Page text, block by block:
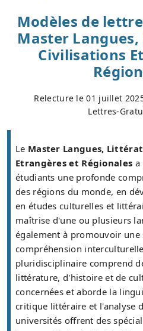
Modèles de
Master
Civilisations
Relecture le01 juillet
Lettres-
Le Master Langues,
Etrangères et Régionales a
étudiants une profonde
des régions du monde, en
en études culturelles et
maîtrise d'une ou plusieurs
également à promouvoir
compréhension
pluridisciplinaire comprend
littérature, d'histoire et de
concernées et aborde la
critique littéraire et l'analyse
universités offrent des